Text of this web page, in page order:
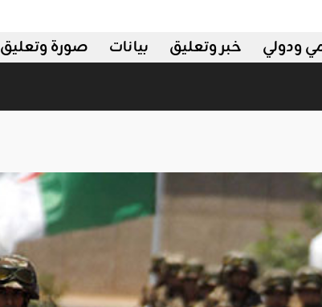
صورة وتعليق بيانات خبر وتعليق ودولي